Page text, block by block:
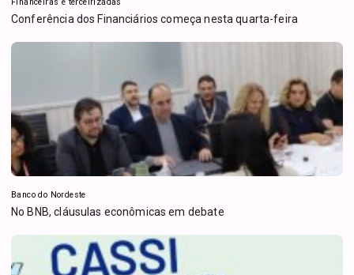
Financeiras e terceirizadas
Conferência dos Financiários começa nesta quarta-feira
Banco do Nordeste
No BNB, cláusulas econômicas em debate